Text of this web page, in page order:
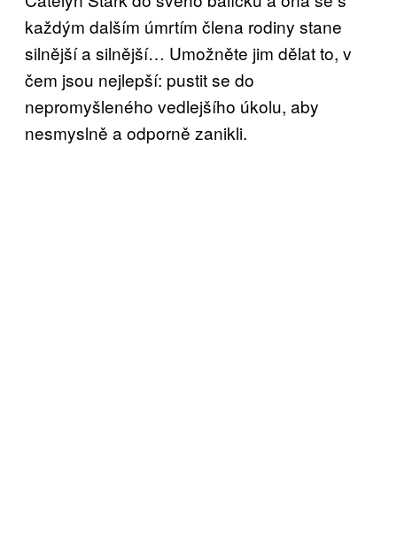
každým dalším úmrtím člena rodiny stane
silnější a silnější… Umožněte jim dělat to, v
čem jsou nejlepší: pustit se do
nepromyšleného vedlejšího úkolu, aby
nesmyslně a odporně zanikli.